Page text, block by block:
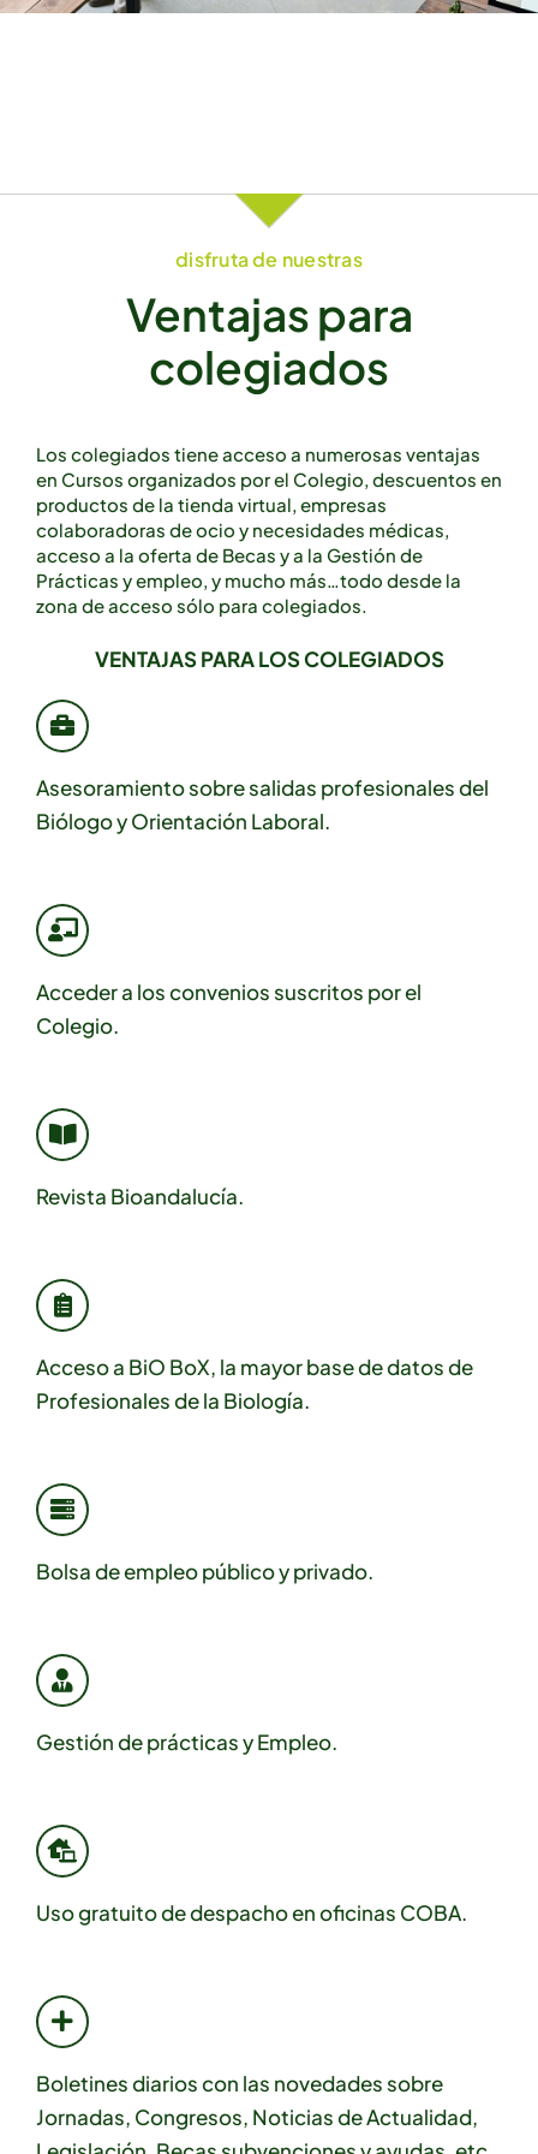
disfruta de nuestras
Ventajas para
colegiados
Los colegiados tiene acceso a numerosas ventajas
en Cursos organizados por el Colegio, descuentos en
productos de la tienda virtual, empresas
colaboradoras de ocio y necesidades médicas,
acceso a la oferta de Becas y a la Gestión de
Prácticas y empleo, y mucho más…todo desde la
zona de acceso sólo para colegiados.
VENTAJAS PARA LOSCOLEGIADOS
Asesoramiento sobre salidas profesionales del
Biólogo y Orientación Laboral.
Acceder a los convenios suscritos por el
Colegio.
Revista Bioandalucía.
Acceso a BiO BoX, la mayor base de datos de
Profesionales de la Biología.
Bolsa de empleo público y privado.
Gestión de prácticas y Empleo.
Uso gratuito de despacho en oficinas COBA.
Boletines diarios con las novedades sobre
Jornadas, Congresos, Noticias de Actualidad,